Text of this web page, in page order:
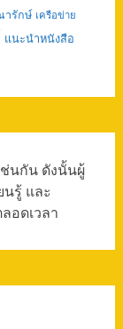
ารักษ์ เครือข่าย
แนะนำหนังสือ
ช่นกัน ดังนั้นผู้
รู้ และ
อดเวลา